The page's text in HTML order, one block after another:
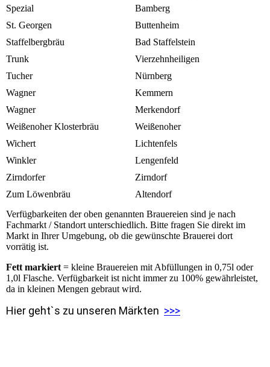
Spezial
Bamberg
St. Georgen
Buttenheim
Staffelbergbräu
Bad Staffelstein
Trunk
Vierzehnheiligen
Tucher
Nürnberg
Wagner
Kemmern
Wagner
Merkendorf
Weißenoher Klosterbräu
Weißenoher
Wichert
Lichtenfels
Winkler
Lengenfeld
Zirndorfer
Zirndorf
Zum Löwenbräu
Altendorf
Verfügbarkeiten der oben genannten Brauereien sind je nach
Fachmarkt / Standort unterschiedlich. Bitte fragen Sie direkt im
Markt in Ihrer Umgebung, ob die gewünschte Brauerei dort
vorrätig ist.
Fett markiert = kleine Brauereien mit Abfüllungen in 0,75l oder
1,0l Flasche. Verfügbarkeit ist nicht immer zu 100% gewährleistet,
da in kleinen Mengen gebraut wird.
Hier geht`s zu unseren Märkten >>>